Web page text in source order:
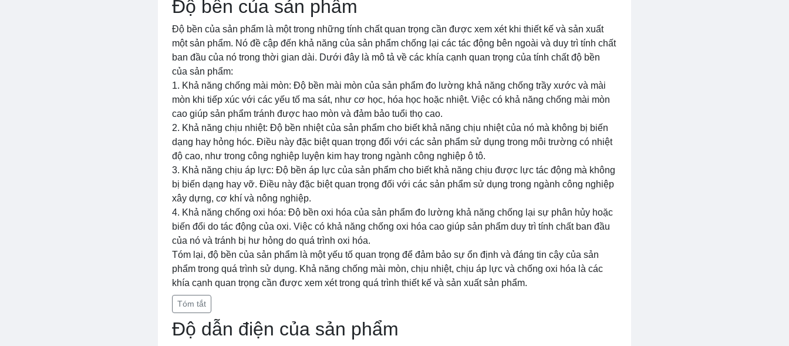
Độ bền của sản phẩm
Độ bền của sản phẩm là một trong những tính chất quan trọng cần được xem xét khi thiết kế và sản xuất
một sản phẩm. Nó đề cập đến khả năng của sản phẩm chống lại các tác động bên ngoài và duy trì tính chất
ban đầu của nó trong thời gian dài. Dưới đây là mô tả về các khía cạnh quan trọng của tính chất độ bền
của sản phẩm:
1. Khả năng chống mài mòn: Độ bền mài mòn của sản phẩm đo lường khả năng chống trầy xước và mài
mòn khi tiếp xúc với các yếu tố ma sát, như cơ học, hóa học hoặc nhiệt. Việc có khả năng chống mài mòn
cao giúp sản phẩm tránh được hao mòn và đảm bảo tuổi thọ cao.
2. Khả năng chịu nhiệt: Độ bền nhiệt của sản phẩm cho biết khả năng chịu nhiệt của nó mà không bị biến
dạng hay hỏng hóc. Điều này đặc biệt quan trọng đối với các sản phẩm sử dụng trong môi trường có nhiệt
độ cao, như trong công nghiệp luyện kim hay trong ngành công nghiệp ô tô.
3. Khả năng chịu áp lực: Độ bền áp lực của sản phẩm cho biết khả năng chịu được lực tác động mà không
bị biến dạng hay vỡ. Điều này đặc biệt quan trọng đối với các sản phẩm sử dụng trong ngành công nghiệp
xây dựng, cơ khí và nông nghiệp.
4. Khả năng chống oxi hóa: Độ bền oxi hóa của sản phẩm đo lường khả năng chống lại sự phân hủy hoặc
biến đổi do tác động của oxi. Việc có khả năng chống oxi hóa cao giúp sản phẩm duy trì tính chất ban đầu
của nó và tránh bị hư hỏng do quá trình oxi hóa.
Tóm lại, độ bền của sản phẩm là một yếu tố quan trọng để đảm bảo sự ổn định và đáng tin cậy của sản
phẩm trong quá trình sử dụng. Khả năng chống mài mòn, chịu nhiệt, chịu áp lực và chống oxi hóa là các
khía cạnh quan trọng cần được xem xét trong quá trình thiết kế và sản xuất sản phẩm.
Tóm tắt
Độ dẫn điện của sản phẩm